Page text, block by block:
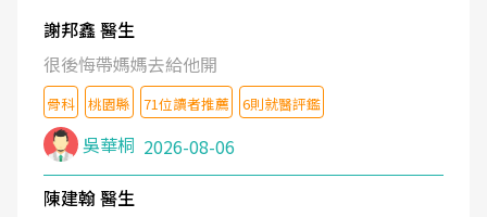
謝邦鑫 醫生
很後悔帶媽媽去給他開
骨科 桃園縣 71位讀者推薦 6則就醫評鑑
吳華桐 2026-08-06
陳建翰 醫生